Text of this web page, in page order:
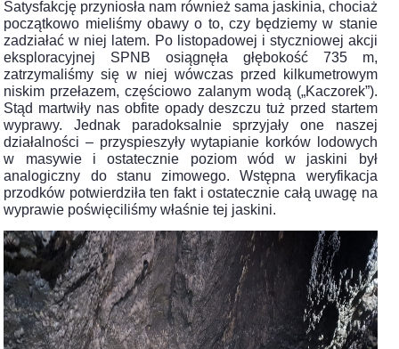
Satysfakcję przyniosła nam również sama jaskinia, chociaż
początkowo mieliśmy obawy o to, czy będziemy w stanie
zadziałać w niej latem. Po listopadowej i styczniowej akcji
eksploracyjnej SPNB osiągnęła głębokość 735 m,
zatrzymaliśmy się w niej wówczas przed kilkumetrowym
niskim przełazem, częściowo zalanym wodą („Kaczorek”).
Stąd martwiły nas obfite opady deszczu tuż przed startem
wyprawy. Jednak paradoksalnie sprzyjały one naszej
działalności – przyspieszyły wytapianie korków lodowych
w masywie i ostatecznie poziom wód w jaskini był
analogiczny do stanu zimowego. Wstępna weryfikacja
przodków potwierdziła ten fakt i ostatecznie całą uwagę na
wyprawie poświęciliśmy właśnie tej jaskini.